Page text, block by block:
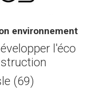
environnement
l'éco
(69)